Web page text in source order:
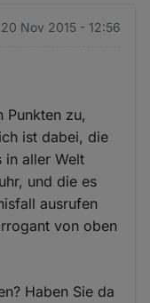
20 Nov 2015 - 12:56
Punkten zu,
ist dabei, die
in aller Welt
und die es
ausrufen
von oben
Haben Sie da